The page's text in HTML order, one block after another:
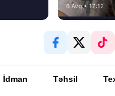
6 Avq • 17:12
İdman Təhsil